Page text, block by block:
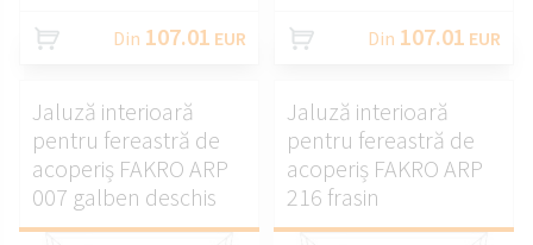
Din 107.01 EUR Din 107.01 EUR
Jaluză interioară
pentru fereastră de
acoperiș FAKRO ARP
007 galben deschis
Jaluză interioară
pentru fereastră de
acoperiș FAKRO ARP
216 frasin